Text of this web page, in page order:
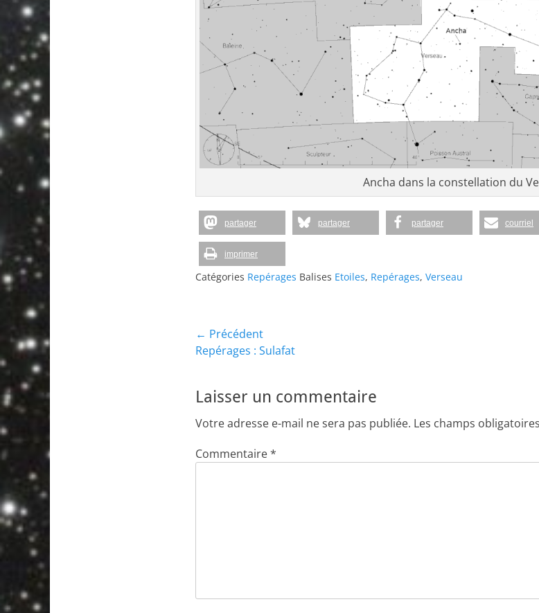
Ancha dans la constellation du
partager partager partager courriel
imprimer
Catégories Repérages Balises Etoiles, Repérages, Verseau
Navigation
de
l’article
← Précédent
Article
Repérages : Sulafat
Laisser un commentaire
Votre adresse e-mail ne sera pas publiée. Les champs
Commentaire*